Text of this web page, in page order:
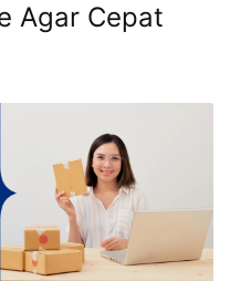
Agar Cepat